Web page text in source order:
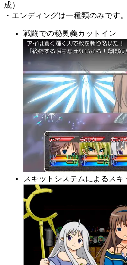
成）
・エンディングは一種類のみです。
戦闘での秘奥義カットイン
スキットシステムによるスキ